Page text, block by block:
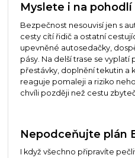
Myslete i na pohodlí
Bezpečnost nesouvisí jen s
cesty cítí řidič a ostatní
upevněné autosedačky,
pásy. Na delší trase se
přestávky, doplnění tekutin a
reaguje pomaleji a riziko
chvíli později než cestu
Nepodceňujte plán
I když všechno připravíte